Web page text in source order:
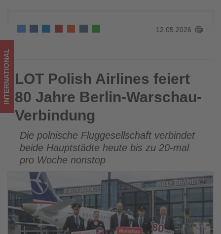
Verbindung
-
Wissen,
was
im
Tourismus
los
ist!
12.05.2026
LOT Polish Airlines feiert 80 Jahre Berlin-Warschau-
Verbindung
INTERNATIONAL LOT Polish Airlines feiert
80 Jahre Berlin-Warschau-
Verbindung
Die polnische Fluggesellschaft verbindet
beide Hauptstädte heute bis zu 20-mal
pro Woche nonstop